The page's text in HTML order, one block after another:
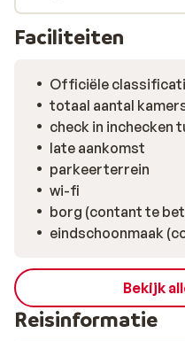
een moderne keuken en
Vanaf het terras heb je
privésauna in en laat je
leuke dag in de sneeuw.
Faciliteiten
Officiële
totaal aantal
check in inchecken
late aankomst
parkeerterrein
wi-fi
borg (contant te
eindschoonmaak
Bekijk
Reisinformatie